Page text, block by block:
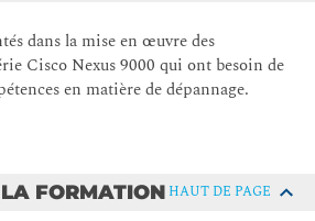
dans la mise en œuvre des
Cisco Nexus 9000 qui ont besoin de
en matière de dépannage.
FORMATION HAUT DE PAGE